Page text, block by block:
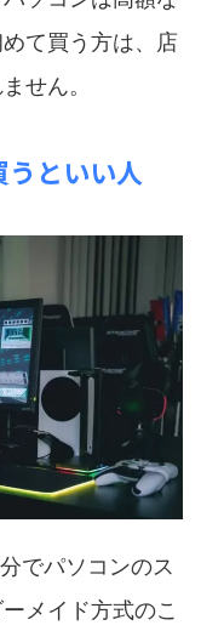
て買う方は、店
せん。
といい人
でパソコンのス
メイド方式のこ